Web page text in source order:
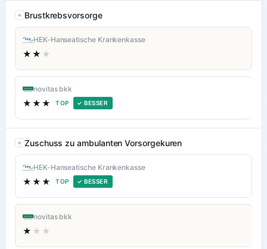
Brustkrebsvorsorge
HEK-Hanseatische Krankenkasse
★★ ★
novitas bkk
★★★ TOP ✓ BESSER
Zuschuss zu ambulanten Vorsorgekuren
HEK-Hanseatische Krankenkasse
★★★ TOP ✓ BESSER
novitas bkk
★ ★★